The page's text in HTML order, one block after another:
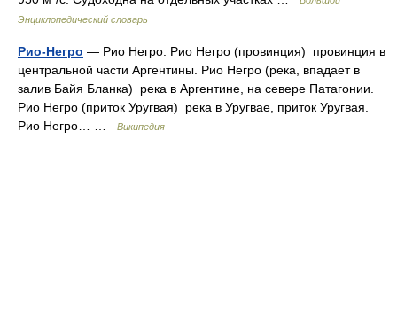
Энциклопедический словарь
Рио-Негро — Рио Негро: Рио Негро (провинция) провинция в
центральной части Аргентины. Рио Негро (река, впадает в
залив Байя Бланка) река в Аргентине, на севере Патагонии.
Рио Негро (приток Уругвая) река в Уругвае, приток Уругвая.
Рио Негро… …
Википедия